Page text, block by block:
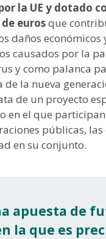
la UE y dotado
eurosque
daños económicos
causados por la
y como palanca
de la nueva
de un proyecto
en el que
públicas, las
en su conjunto.
apuesta de
la que es